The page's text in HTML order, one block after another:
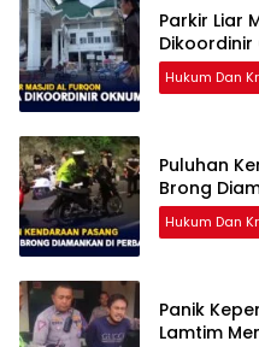
Parkir Liar
Dikoordinir
Hukum Dan
Puluhan
Brong
Hukum Dan
Panik
Lamtim